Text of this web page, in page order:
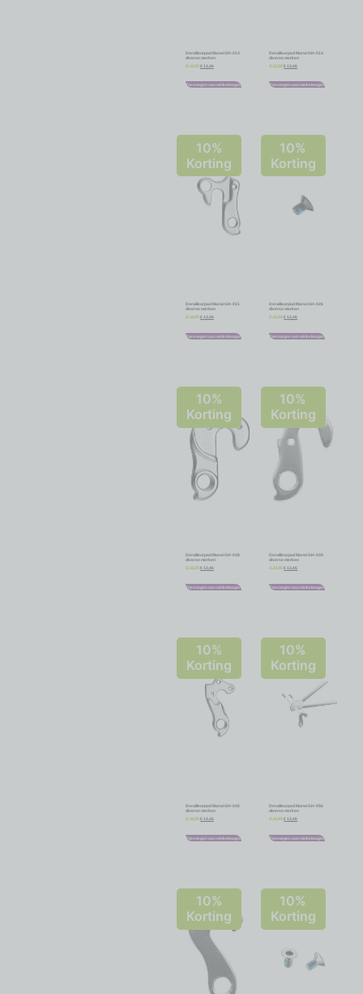
Derailleurpad Marwi GH-013
diverse merken
€ 14,95 € 13,46
Toevoegen aan winkelwagen
Derailleurpad Marwi GH-014
diverse merken
€ 14,95 € 13,46
Toevoegen aan winkelwagen
10%
Korting
Derailleurpad Marwi GH-021
diverse merken
€ 14,95 € 13,46
Toevoegen aan winkelwagen
10%
Korting
Derailleurpad Marwi GH-026
diverse merken
€ 14,95 € 13,46
Toevoegen aan winkelwagen
10%
Korting
Derailleurpad Marwi GH-038
diverse merken
€ 14,95 € 13,46
Toevoegen aan winkelwagen
10%
Korting
Derailleurpad Marwi GH-039
diverse merken
€ 14,95 € 13,46
Toevoegen aan winkelwagen
10%
Korting
Derailleurpad Marwi GH-045
diverse merken
€ 14,95 € 13,46
Toevoegen aan winkelwagen
10%
Korting
Derailleurpad Marwi GH-056
diverse merken
€ 14,95 € 13,46
Toevoegen aan winkelwagen
10%
Korting
10%
Korting